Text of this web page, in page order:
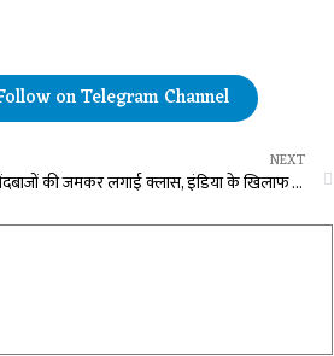
on Telegram Channel
NEXT
बेन डकेट ने भारतीय गेंदबाजों की जमकर लगाई क्लास, इंडिया के खिलाफ जड़ा पहला शतक